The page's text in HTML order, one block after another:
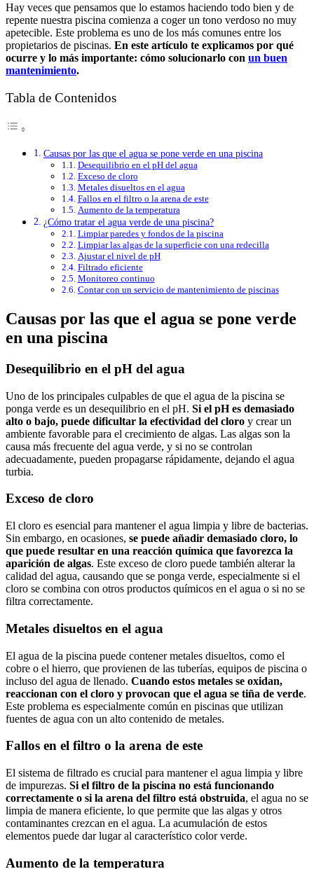
Hay veces que pensamos que lo estamos haciendo todo bien y de
repente nuestra piscina comienza a coger un tono verdoso no muy
apetecible. Este problema es uno de los más comunes entre los
propietarios de piscinas. En este artículo te explicamos por qué
ocurre y lo más importante: cómo solucionarlo con un buen
mantenimiento.
Tabla de Contenidos
Causas por las que el agua se pone verde en una piscina
Desequilibrio en el pH del agua
Exceso de cloro
Metales disueltos en el agua
Fallos en el filtro o la arena de este
Aumento de la temperatura
¿Cómo tratar el agua verde de una piscina?
Limpiar paredes y fondos de la piscina
Limpiar las algas de la superficie con una redecilla
Ajustar el nivel de pH
Filtrado eficiente
Monitoreo continuo
Contar con un servicio de mantenimiento de piscinas
Causas por las que el agua se pone verde
en una piscina
Desequilibrio en el pH del agua
Uno de los principales culpables de que el agua de la piscina se
ponga verde es un desequilibrio en el pH. Si el pH es demasiado
alto o bajo, puede dificultar la efectividad del cloro y crear un
ambiente favorable para el crecimiento de algas. Las algas son la
causa más frecuente del agua verde, y si no se controlan
adecuadamente, pueden propagarse rápidamente, dejando el agua
turbia.
Exceso de cloro
El cloro es esencial para mantener el agua limpia y libre de bacterias.
Sin embargo, en ocasiones, se puede añadir demasiado cloro, lo
que puede resultar en una reacción química que favorezca la
aparición de algas. Este exceso de cloro puede también alterar la
calidad del agua, causando que se ponga verde, especialmente si el
cloro se combina con otros productos químicos en el agua o si no se
filtra correctamente.
Metales disueltos en el agua
El agua de la piscina puede contener metales disueltos, como el
cobre o el hierro, que provienen de las tuberías, equipos de piscina o
incluso del agua de llenado. Cuando estos metales se oxidan,
reaccionan con el cloro y provocan que el agua se tiña de verde.
Este problema es especialmente común en piscinas que utilizan
fuentes de agua con un alto contenido de metales.
Fallos en el filtro o la arena de este
El sistema de filtrado es crucial para mantener el agua limpia y libre
de impurezas. Si el filtro de la piscina no está funcionando
correctamente o si la arena del filtro está obstruida, el agua no se
limpia de manera eficiente, lo que permite que las algas y otros
contaminantes crezcan en el agua. La acumulación de estos
elementos puede dar lugar al característico color verde.
Aumento de la temperatura